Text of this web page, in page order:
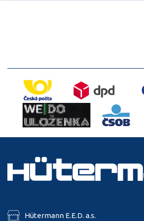
Hütermann E.E.D. a.s.